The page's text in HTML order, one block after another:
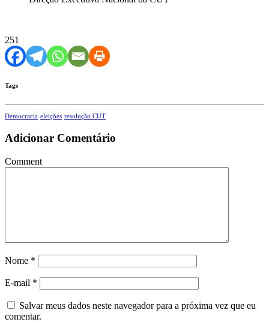
251
Tags
Democracia eleições resolução CUT
Adicionar Comentário
Comment
Nome *
E-mail *
Salvar meus dados neste navegador para a próxima vez que eu
comentar.